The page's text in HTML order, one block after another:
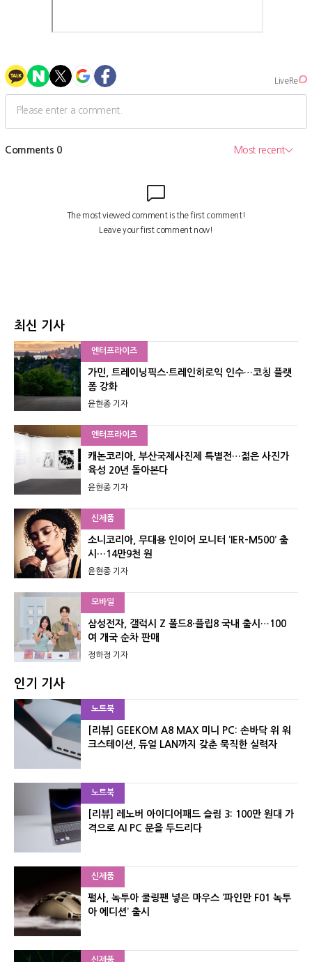
최신 기사
엔터프라이즈
가민, 트레이닝픽스·트레인히로익 인수…코칭 플랫
폼 강화
윤현종 기자
엔터프라이즈
캐논코리아, 부산국제사진제 특별전…젊은 사진가
육성 20년 돌아본다
윤현종 기자
신제품
소니코리아, 무대용 인이어 모니터 ‘IER-M500’ 출
시…14만9천 원
윤현종 기자
모바일
삼성전자, 갤럭시 Z 폴드8·플립8 국내 출시…100
여 개국 순차 판매
정하정 기자
인기 기사
노트북
[리뷰] GEEKOM A8 MAX 미니 PC: 손바닥 위 워
크스테이션, 듀얼 LAN까지 갖춘 묵직한 실력자
노트북
[리뷰] 레노버 아이디어패드 슬림 3: 100만 원대 가
격으로 AI PC 문을 두드리다
신제품
펄사, 녹투아 쿨링팬 넣은 마우스 ‘파인만 F01 녹투
아 에디션’ 출시
신제품